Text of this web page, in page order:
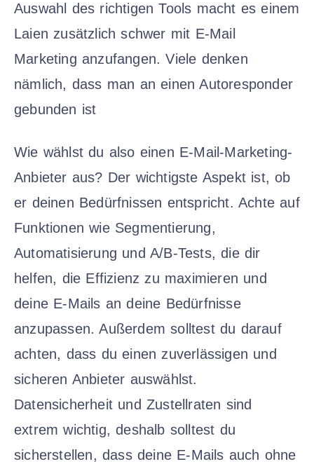
Auswahl des richtigen Tools macht es einem
Laien zusätzlich schwer mit E-Mail
Marketing anzufangen. Viele denken
nämlich, dass man an einen Autoresponder
gebunden ist
Wie wählst du also einen E-Mail-Marketing-
Anbieter aus? Der wichtigste Aspekt ist, ob
er deinen Bedürfnissen entspricht. Achte auf
Funktionen wie Segmentierung,
Automatisierung und A/B-Tests, die dir
helfen, die Effizienz zu maximieren und
deine E-Mails an deine Bedürfnisse
anzupassen. Außerdem solltest du darauf
achten, dass du einen zuverlässigen und
sicheren Anbieter auswählst.
Datensicherheit und Zustellraten sind
extrem wichtig, deshalb solltest du
sicherstellen, dass deine E-Mails auch ohne